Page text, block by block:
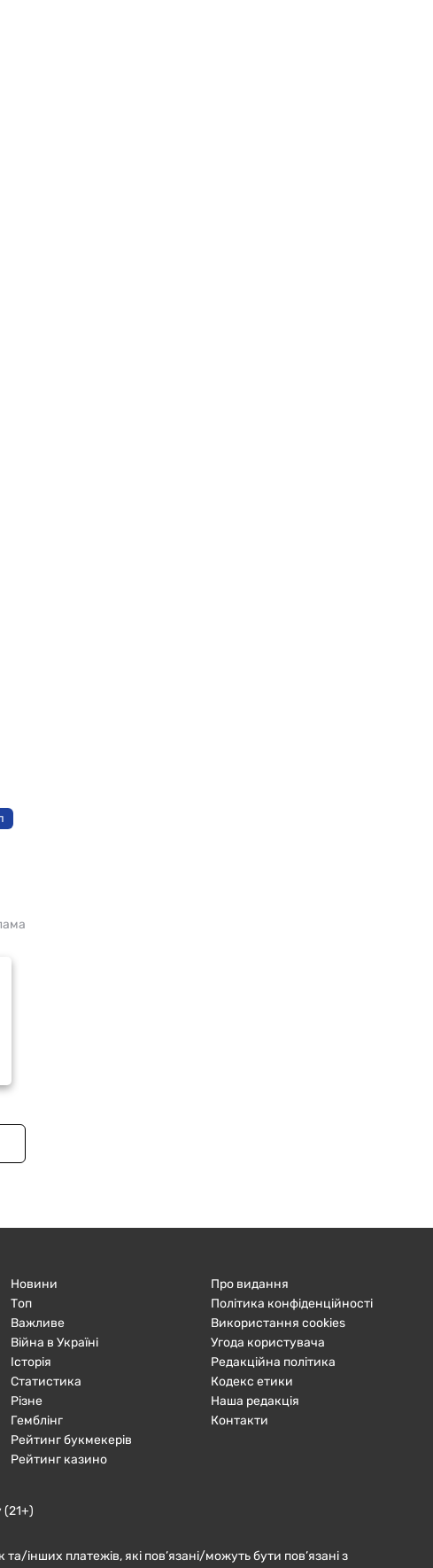
Новини
Топ
Важливе
Війна в Україні
Історія
Статистика
Різне
Гемблінг
Рейтинг букмекерів
Рейтинг казино
Про видання
Політика конфіденційності
Використання cookies
Угода користувача
Редакційна політика
Кодекс етики
Наша редакція
Контакти
(21+)
інших платежів, які пов’язані/можуть бути пов’язані з